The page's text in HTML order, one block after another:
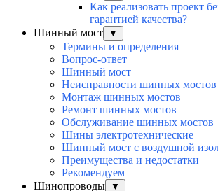
Как реализовать проект
гарантией качества?
Шинный мост
▼
Термины и определения
Вопрос-ответ
Шинный мост
Неисправности шинных мостов
Монтаж шинных мостов
Ремонт шинных мостов
Обслуживание шинных мостов
Шины электротехнические
Шинный мост с воздушной
Преимущества и недостатки
Рекомендуем
Шинопроводы
▼